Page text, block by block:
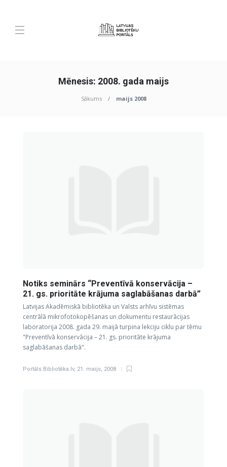
Mēnesis: 2008. gada maijs
Sākums maijs 2008
Notiks seminārs “Preventīvā konservācija –
21. gs. prioritāte krājuma saglabāšanas darbā”
Latvijas Akadēmiskā bibliotēka un Valsts arhīvu sistēmas
centrālā mikrofotokopēšanas un dokumentu restaurācijas
laboratorija 2008. gada 29. maijā turpina lekciju ciklu par tēmu
"Preventīvā konservācija – 21. gs. prioritāte krājuma
saglabāšanas darbā".
Portāls Bibliotēka.lv, 21. maijs, 2008